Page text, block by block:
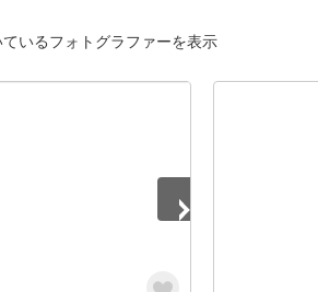
いるフォトグラファーを表示